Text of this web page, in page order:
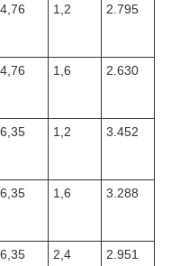
4,76 1,2 2.795
4,76 1,6 2.630
6,35 1,2 3.452
6,35 1,6 3.288
6,35 2,4 2.951